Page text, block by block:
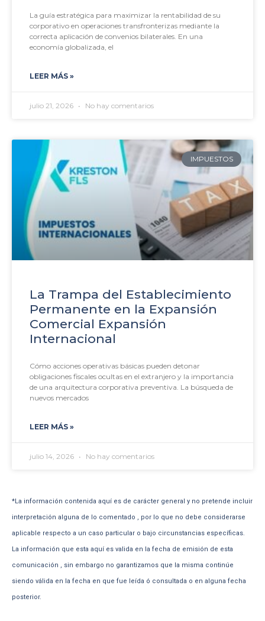
La guía estratégica para maximizar la rentabilidad de su
corporativo en operaciones transfronterizas mediante la
correcta aplicación de convenios bilaterales. En una
economía globalizada, el
LEER MÁS »
julio 21, 2026 No hay comentarios
IMPUESTOS
La Trampa del Establecimiento
Permanente en la Expansión
Comercial Expansión
Internacional
Cómo acciones operativas básicas pueden detonar
obligaciones fiscales ocultas en el extranjero y la importancia
de una arquitectura corporativa preventiva. La búsqueda de
nuevos mercados
LEER MÁS »
julio 14, 2026 No hay comentarios
*La información contenida aquí es de carácter general y no pretende incluir
interpretación alguna de lo comentado , por lo que no debe considerarse
aplicable respecto a un caso particular o bajo circunstancias específicas.
La información que esta aquí es valida en la fecha de emisión de esta
comunicación , sin embargo no garantizamos que la misma continúe
siendo válida en la fecha en que fue leída ó consultada o en alguna fecha
posterior.